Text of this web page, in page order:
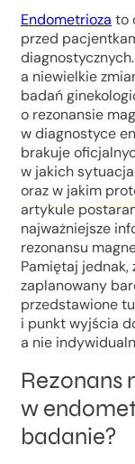
Endometrioza to
przed
diagnostycznych.
a niewielkie
badań
o rezonansie
w diagnostyce
brakuje
w jakich
oraz w jakim
artykule
najważniejsze
rezonansu
Pamiętaj
zaplanowany
przedstawione
i punkt wyjścia
a nie
Rezonans
w
badanie?